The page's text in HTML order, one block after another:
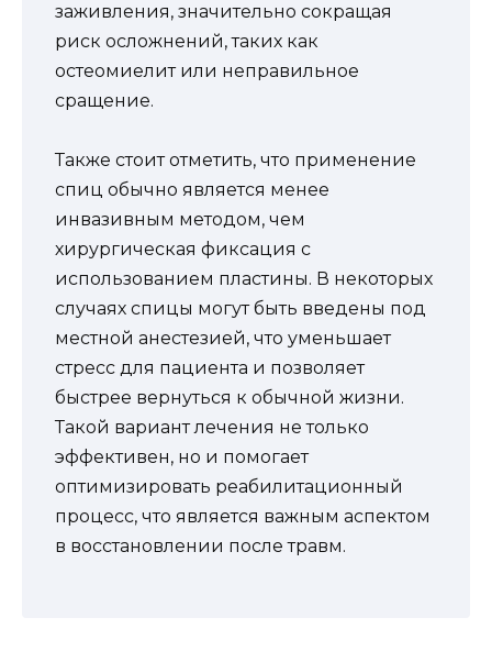
заживления, значительно сокращая
риск осложнений, таких как
остеомиелит или неправильное
сращение.
Также стоит отметить, что применение
спиц обычно является менее
инвазивным методом, чем
хирургическая фиксация с
использованием пластины. В некоторых
случаях спицы могут быть введены под
местной анестезией, что уменьшает
стресс для пациента и позволяет
быстрее вернуться к обычной жизни.
Такой вариант лечения не только
эффективен, но и помогает
оптимизировать реабилитационный
процесс, что является важным аспектом
в восстановлении после травм.